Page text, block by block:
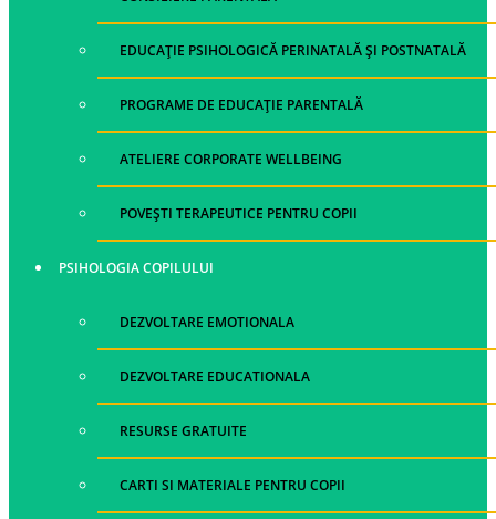
EDUCAȚIE PSIHOLOGICĂ PERINATALĂ ȘI POSTNATALĂ
PROGRAME DE EDUCAȚIE PARENTALĂ
ATELIERE CORPORATE WELLBEING
POVEȘTI TERAPEUTICE PENTRU COPII
PSIHOLOGIA COPILULUI
DEZVOLTARE EMOTIONALA
DEZVOLTARE EDUCATIONALA
RESURSE GRATUITE
CARTI SI MATERIALE PENTRU COPII